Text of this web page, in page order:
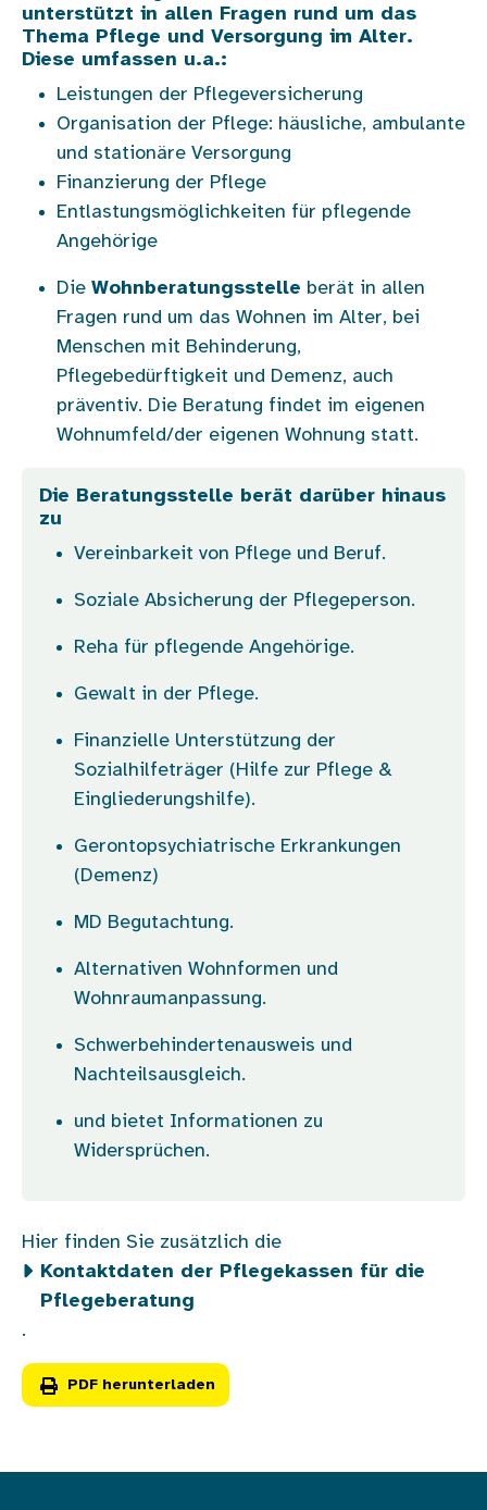
unterstützt in allen Fragen rund um das
Thema Pflege und Versorgung im Alter.
Diese umfassen u.a.:
Leistungen der Pflegeversicherung
Organisation der Pflege: häusliche, ambulante
und stationäre Versorgung
Finanzierung der Pflege
Entlastungsmöglichkeiten für pflegende
Angehörige
Die Wohnberatungsstelle berät in allen
Fragen rund um das Wohnen im Alter, bei
Menschen mit Behinderung,
Pflegebedürftigkeit und Demenz, auch
präventiv. Die Beratung findet im eigenen
Wohnumfeld/der eigenen Wohnung statt.
Die Beratungsstelle berät darüber hinaus
zu
Vereinbarkeit von Pflege und Beruf.
Soziale Absicherung der Pflegeperson.
Reha für pflegende Angehörige.
Gewalt in der Pflege.
Finanzielle Unterstützung der
Sozialhilfeträger (Hilfe zur Pflege &
Eingliederungshilfe).
Gerontopsychiatrische Erkrankungen
(Demenz)
MD Begutachtung.
Alternativen Wohnformen und
Wohnraumanpassung.
Schwerbehindertenausweis und
Nachteilsausgleich.
und bietet Informationen zu
Widersprüchen.
Hier finden Sie zusätzlich die
Kontaktdaten der Pflegekassen für die
Pflegeberatung
.
PDF herunterladen